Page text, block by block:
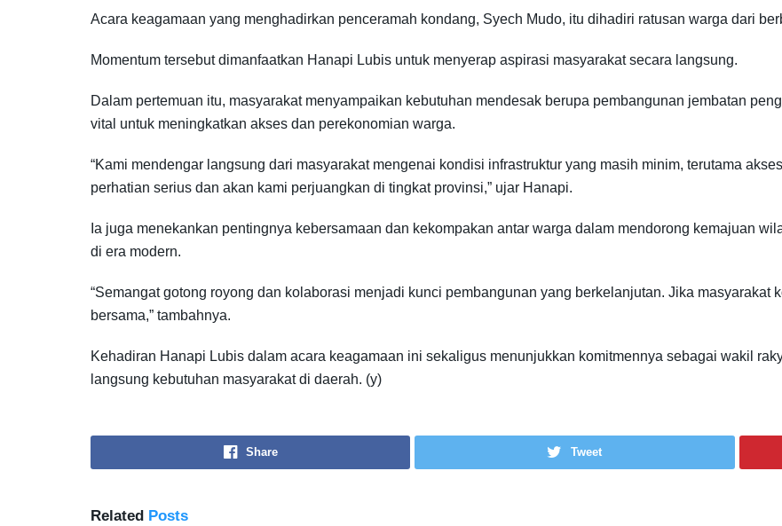
Acara keagamaan yang menghadirkan penceramah kondang, Syech Mudo, itu dihadiri ratusan warga dari
Momentum tersebut dimanfaatkan Hanapi Lubis untuk menyerap aspirasi masyarakat secara langsung.
Dalam pertemuan itu, masyarakat menyampaikan kebutuhan mendesak berupa pembangunan jembatan
vital untuk meningkatkan akses dan perekonomian warga.
“Kami mendengar langsung dari masyarakat mengenai kondisi infrastruktur yang masih minim, terutama
perhatian serius dan akan kami perjuangkan di tingkat provinsi,” ujar Hanapi.
Ia juga menekankan pentingnya kebersamaan dan kekompakan antar warga dalam mendorong kemajuan
di era modern.
“Semangat gotong royong dan kolaborasi menjadi kunci pembangunan yang berkelanjutan. Jika masyarakat
bersama,” tambahnya.
Kehadiran Hanapi Lubis dalam acara keagamaan ini sekaligus menunjukkan komitmennya sebagai wakil
langsung kebutuhan masyarakat di daerah. (y)
Share Tweet
Related Posts